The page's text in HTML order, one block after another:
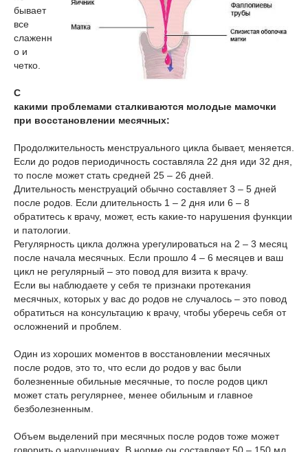
бывает
все
слаженн
о и
четко.
С
какими проблемами сталкиваются молодые мамочки
при восстановлении месячных:
Продолжительность менструального цикла бывает, меняется.
Если до родов периодичность составляла 22 дня иди 32 дня,
то после может стать средней 25 – 26 дней.
Длительность менструаций обычно составляет 3 – 5 дней
после родов. Если длительность 1 – 2 дня или 6 – 8
обратитесь к врачу, может, есть какие-то нарушения функции
и патологии.
Регулярность цикла должна урегулироваться на 2 – 3 месяц
после начала месячных. Если прошло 4 – 6 месяцев и ваш
цикл не регулярный – это повод для визита к врачу.
Если вы наблюдаете у себя те признаки протекания
месячных, которых у вас до родов не случалось – это повод
обратиться на консультацию к врачу, чтобы уберечь себя от
осложнений и проблем.
Один из хороших моментов в восстановлении месячных
после родов, это то, что если до родов у вас были
болезненные обильные месячные, то после родов цикл
может стать регулярнее, менее обильным и главное
безболезненным.
Объем выделений при месячных после родов тоже может